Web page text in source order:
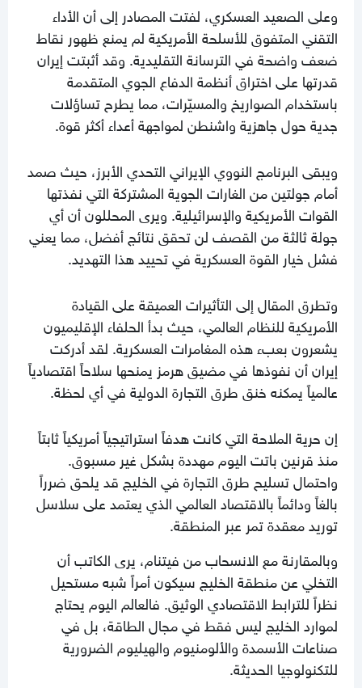
وعلى الصعيد العسكري، لفتت المصادر إلى أن الأداء
التقني المتفوق للأسلحة الأمريكية لم يمنع ظهور نقاط
ضعف واضحة في الترسانة التقليدية. وقد أثبتت إيران
قدرتها على اختراق أنظمة الدفاع الجوي المتقدمة
باستخدام الصواريخ والمسيّرات، مما يطرح تساؤلات
جدية حول جاهزية واشنطن لمواجهة أعداء أكثر قوة.
ويبقى البرنامج النووي الإيراني التحدي الأبرز، حيث صمد
أمام جولتين من الغارات الجوية المشتركة التي نفذتها
القوات الأمريكية والإسرائيلية. ويرى المحللون أن أي
جولة ثالثة من القصف لن تحقق نتائج أفضل، مما يعني
فشل خيار القوة العسكرية في تحييد هذا التهديد.
وتطرق المقال إلى التأثيرات العميقة على القيادة
الأمريكية للنظام العالمي، حيث بدأ الحلفاء الإقليميون
يشعرون بعبء هذه المغامرات العسكرية. لقد أدركت
إيران أن نفوذها في مضيق هرمز يمنحها سلاحاً اقتصادياً
عالمياً يمكنه خنق طرق التجارة الدولية في أي لحظة.
إن حرية الملاحة التي كانت هدفاً استراتيجياً أمريكياً ثابتاً
منذ قرنين باتت اليوم مهددة بشكل غير مسبوق.
واحتمال تسليح طرق التجارة في الخليج قد يلحق ضرراً
بالغاً ودائماً بالاقتصاد العالمي الذي يعتمد على سلاسل
توريد معقدة تمر عبر المنطقة.
وبالمقارنة مع الانسحاب من فيتنام، يرى الكاتب أن
التخلي عن منطقة الخليج سيكون أمراً شبه مستحيل
نظراً للترابط الاقتصادي الوثيق. فالعالم اليوم يحتاج
لموارد الخليج ليس فقط في مجال الطاقة، بل في
صناعات الأسمدة والألومنيوم والهيليوم الضرورية
للتكنولوجيا الحديثة.